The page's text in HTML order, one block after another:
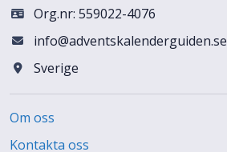
Org.nr: 559022-4076
info@adventskalenderguiden.se
Sverige
Om oss
Kontakta oss